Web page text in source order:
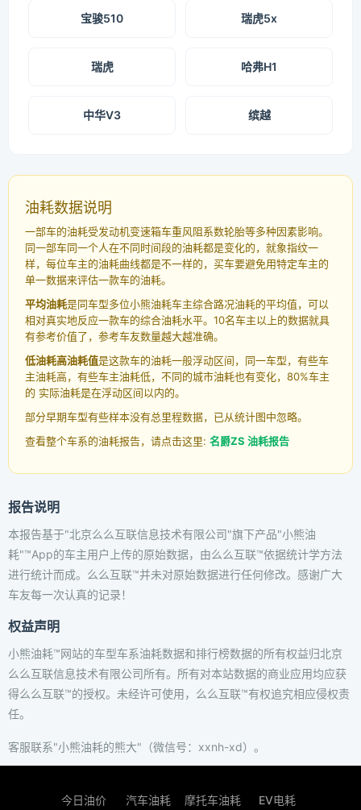
宝骏510 瑞虎5x
瑞虎 哈弗H1
中华V3 缤越
油耗数据说明
一部车的油耗受发动机变速箱车重风阻系数轮胎等多种因素影响。
同一部车同一个人在不同时间段的油耗都是变化的，就象指纹一
样，每位车主的油耗曲线都是不一样的，买车要避免用特定车主的
单一数据来评估一款车的油耗。
平均油耗是同车型多位小熊油耗车主综合路况油耗的平均值，可以
相对真实地反应一款车的综合油耗水平。10名车主以上的数据就具
有参考价值了，参考车友数量越大越准确。
低油耗高油耗值是这款车的油耗一般浮动区间，同一车型，有些车
主油耗高，有些车主油耗低，不同的城市油耗也有变化，80%车主
的 实际油耗是在浮动区间以内的。
部分早期车型有些样本没有总里程数据，已从统计图中忽略。
查看整个车系的油耗报告，请点击这里: 名爵ZS 油耗报告
报告说明
本报告基于"北京么么互联信息技术有限公司"旗下产品"小熊油
耗"™App的车主用户上传的原始数据，由么么互联™依据统计学方法
进行统计而成。么么互联™并未对原始数据进行任何修改。感谢广大
车友每一次认真的记录！
权益声明
小熊油耗™网站的车型车系油耗数据和排行榜数据的所有权益归北京
么么互联信息技术有限公司所有。所有对本站数据的商业应用均应获
得么么互联™的授权。未经许可使用，么么互联™有权追究相应侵权责
任。
客服联系"小熊油耗的熊大"（微信号：xxnh-xd）。
今日油价 汽车油耗 摩托车油耗 EV电耗